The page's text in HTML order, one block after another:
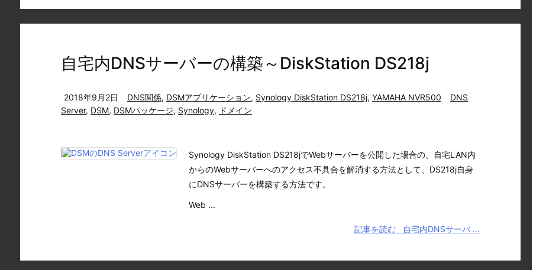
自宅内DNSサーバーの構築～DiskStation DS218j
2018年9月2日 DNS関係, DSMアプリケーション, Synology DiskStation DS218j, YAMAHA NVR500
DNS
Server, DSM, DSMパッケージ, Synology, ドメイン
Synology DiskStation DS218jでWebサーバーを公開した場合の、自宅LAN内
からのWebサーバーへのアクセス不具合を解消する方法として、DS218j自身
にDNSサーバーを構築する方法です。
Web ...
記事を読む 自宅内DNSサーバ ...